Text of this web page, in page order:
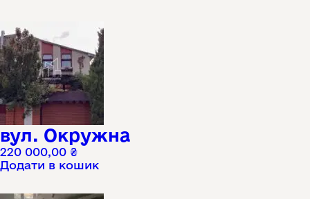
вул. Окружна
220 000,00 ₴
Додати в кошик